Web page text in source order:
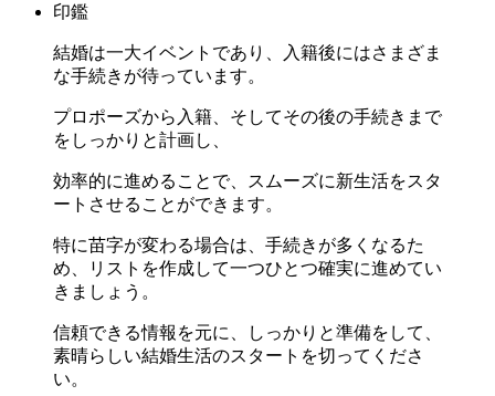
印鑑
結婚は一大イベントであり、入籍後にはさまざま
な手続きが待っています。
プロポーズから入籍、そしてその後の手続きまで
をしっかりと計画し、
効率的に進めることで、スムーズに新生活をスタ
ートさせることができます。
特に苗字が変わる場合は、手続きが多くなるた
め、リストを作成して一つひとつ確実に進めてい
きましょう。
信頼できる情報を元に、しっかりと準備をして、
素晴らしい結婚生活のスタートを切ってくださ
い。